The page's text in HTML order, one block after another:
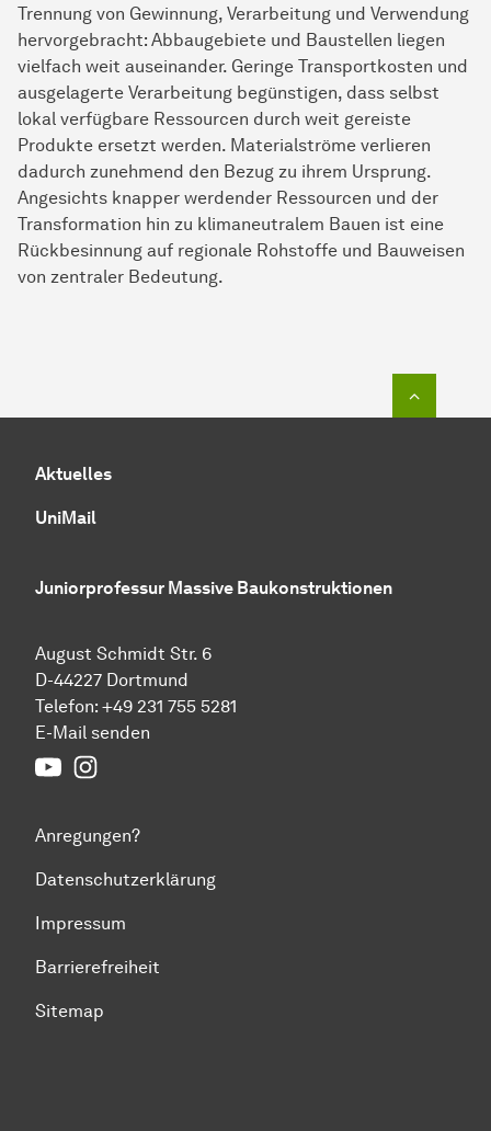
Trennung von Gewinnung, Verarbeitung und Verwendung
hervorgebracht: Abbaugebiete und Baustellen liegen
vielfach weit auseinander. Geringe Transportkosten und
ausgelagerte Verarbeitung begünstigen, dass selbst
lokal verfügbare Ressourcen durch weit gereiste
Produkte ersetzt werden. Materialströme verlieren
dadurch zunehmend den Bezug zu ihrem Ursprung.
Angesichts knapper werdender Ressourcen und der
Transformation hin zu klimaneutralem Bauen ist eine
Rückbesinnung auf regionale Rohstoffe und Bauweisen
von zentraler Bedeutung.
Aktuelles
UniMail
Juniorprofessur Massive Baukonstruktionen
August Schmidt Str. 6
D-44227 Dortmund
Telefon: +49 231 755 5281
E-Mail senden
Youtube
Anregungen?
Datenschutzerklärung
Impressum
Barrierefreiheit
Sitemap